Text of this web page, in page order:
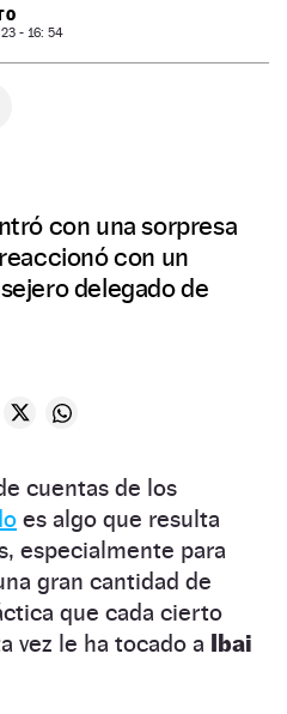
23 - 16: 54
con una sorpresa
con un
delegado de
cuentas de los
es algo que resulta
especialmente para
gran cantidad de
que cada cierto
vez le ha tocado a Ibai